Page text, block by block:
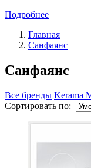
Подробнее
Главная
Санфаянс
Санфаянс
Все бренды Kerama
Сортировать по: